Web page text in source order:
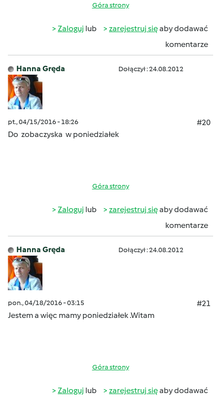
Góra strony
Zaloguj lub zarejestruj sięaby dodawać
komentarze
Hanna Gręda Dołączył : 24.08.2012
pt., 04/15/2016 - 18:26
#20
Do zobaczyska w poniedziałek
Góra strony
Zaloguj lub zarejestruj sięaby dodawać
komentarze
Hanna Gręda Dołączył : 24.08.2012
pon., 04/18/2016 - 03:15
#21
Jestem a więc mamy poniedziałek .Witam
Góra strony
Zaloguj lub zarejestruj sięaby dodawać